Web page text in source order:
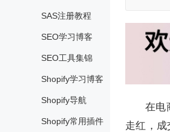
SAS注册教程
SEO学习博客
SEO工具集锦
Shopify学习博客
Shopify导航
Shopify常用插件
在电
走红，成